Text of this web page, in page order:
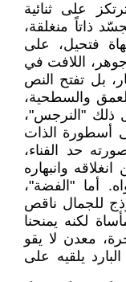
على ثنائية
ذاتاً منغلقة،
فتحيل، على
اللافت في
بل تفتح النص
والسطحية،
ذلك "النرجس"،
أسطورة الذات
حد الفناء،
وانبهاره
أما "الفضة"،
للجمال ناقص
لكنه يمنحنا
معدن لا يقو
يلقيه على